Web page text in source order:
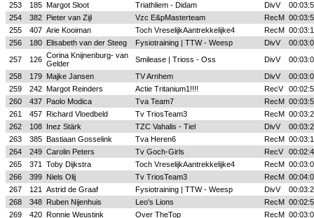
253
185 Margot Sloot Triathliem - Didam DivV
254
382 Pieter van Zijl Vzc E&pMasterteam RecM
255
407 Arie Kooiman Toch VreselijkAantrekkelijke4 RecM
256
180 Elisabeth van der Steeg Fysiotraining | TTW - Weesp DivV
257
126 Corina Knijnenburg- van
Gelder
Smilease | Trioss - Oss DivV
258
179 Majke Jansen TV Arnhem DivV
259
242 Margot Reinders Actie Tritanium1!!!! RecV
260
437 Paolo Modica Tva Team7 RecM
261
457 Richard Vloedbeld Tv TriosTeam3 RecM
262
108 Inez Stärk TZC Vahalis - Tiel DivV
263
385 Bastiaan Gosselink Tva Heren6 RecM
264
249 Carolin Peters Tv Goch-Girls RecV
265
371 Toby Dijkstra Toch VreselijkAantrekkelijke4 RecM
266
399 Niels Olij Tv TriosTeam3 RecM
267
121 Astrid de Graaf Fysiotraining | TTW - Weesp DivV
268
348 Ruben Nijenhuis Leo's Lions RecM
269
420 Ronnie Weustink Over TheTop RecM